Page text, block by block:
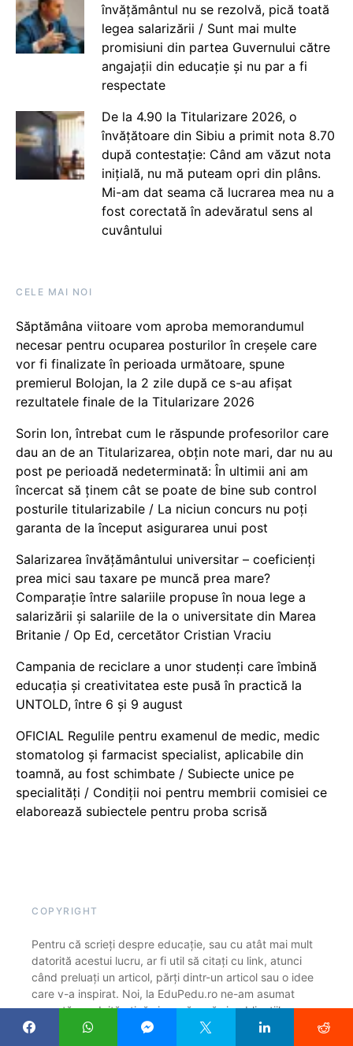
învățământul nu se rezolvă, pică toată
legea salarizării / Sunt mai multe
promisiuni din partea Guvernului către
angajații din educație și nu par a fi
respectate
De la 4.90 la Titularizare 2026, o
învățătoare din Sibiu a primit nota 8.70
după contestație: Când am văzut nota
inițială, nu mă puteam opri din plâns.
Mi-am dat seama că lucrarea mea nu a
fost corectată în adevăratul sens al
cuvântului
CELE MAI NOI
Săptămâna viitoare vom aproba memorandumul
necesar pentru ocuparea posturilor în creșele care
vor fi finalizate în perioada următoare, spune
premierul Bolojan, la 2 zile după ce s-au afișat
rezultatele finale de la Titularizare 2026
Sorin Ion, întrebat cum le răspunde profesorilor care
dau an de an Titularizarea, obțin note mari, dar nu au
post pe perioadă nedeterminată: În ultimii ani am
încercat să ținem cât se poate de bine sub control
posturile titularizabile / La niciun concurs nu poți
garanta de la început asigurarea unui post
Salarizarea învățământului universitar – coeficienți
prea mici sau taxare pe muncă prea mare?
Comparație între salariile propuse în noua lege a
salarizării și salariile de la o universitate din Marea
Britanie / Op Ed, cercetător Cristian Vraciu
Campania de reciclare a unor studenți care îmbină
educația și creativitatea este pusă în practică la
UNTOLD, între 6 și 9 august
OFICIAL Regulile pentru examenul de medic, medic
stomatolog și farmacist specialist, aplicabile din
toamnă, au fost schimbate / Subiecte unice pe
specialități / Condiții noi pentru membrii comisiei ce
elaborează subiectele pentru proba scrisă
COPYRIGHT
Pentru că scrieți despre educație, sau cu atât mai mult
datorită acestui lucru, ar fi util să citați cu link, atunci
când preluați un articol, părți dintr-un articol sau o idee
care v-a inspirat. Noi, la EduPedu.ro ne-am asumat
această conduită etică și sperăm că și publicațiile cu
mult mai multă experiență vor face la fel. Ne bucurăm